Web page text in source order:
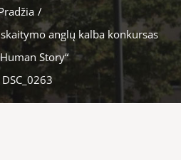
/
anglų kalba konkursas
Story“
DSC_0263